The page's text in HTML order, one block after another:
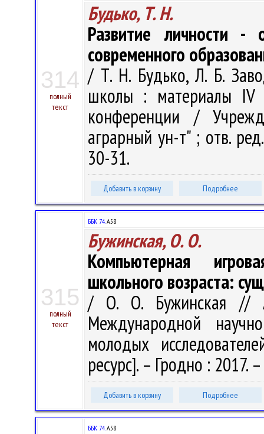
314
полный
текст
Будько, Т. Н.
Развитие личности -
современного
/ Т. Н. Будько, Л. Б.
школы : материалы IV
конференции /
аграрный ун-т" ; отв.
30-31.
Добавить в корзину Подробнее
315
полный
текст
ББК 74.А58
Бужинская, О. О.
Компьютерная
школьного возраста:
/ О. О. Бужинская //
Международной
молодых
ресурс]. – Гродно : 2017.
Добавить в корзину Подробнее
ББК 74.А58